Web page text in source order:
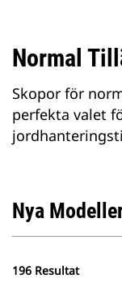
Normal
Skopor för
perfekta valet
Nya
196 Resultat